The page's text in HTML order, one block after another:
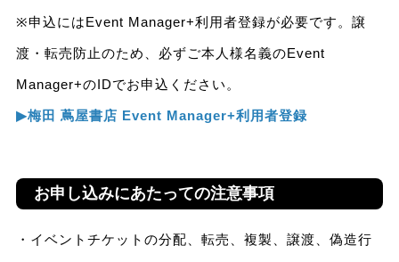
※申込にはEvent Manager+利用者登録が必要です。譲
渡・転売防止のため、必ずご本人様名義のEvent
Manager+のIDでお申込ください。
▶︎梅田 蔦屋書店 Event Manager+利用者登録
お申し込みにあたっての注意事項
・イベントチケットの分配、転売、複製、譲渡、偽造行